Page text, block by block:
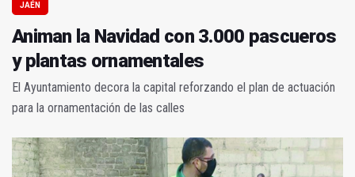
JAÉN
Animan la Navidad con 3.000 pascueros
y plantas ornamentales
El Ayuntamiento decora la capital reforzando el plan de actuación
para la ornamentación de las calles